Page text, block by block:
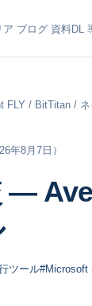
ア ブログ 資料DL
/ BitTitan / ネ
年8月7日）
―
ツール#Microsoft